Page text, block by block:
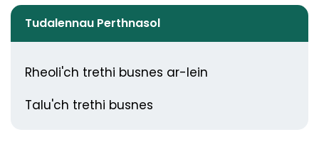
Tudalennau Perthnasol
Rheoli'ch trethi busnes ar-lein
Talu'ch trethi busnes